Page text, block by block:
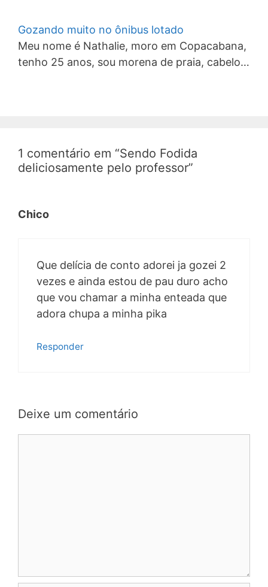
Gozando muito no ônibus lotado
Meu nome é Nathalie, moro em Copacabana,
tenho 25 anos, sou morena de praia, cabelo…
1 comentário em “Sendo Fodida
deliciosamente pelo professor”
Chico
Que delícia de conto adorei ja gozei 2
vezes e ainda estou de pau duro acho
que vou chamar a minha enteada que
adora chupa a minha pika
Responder
Deixe um comentário